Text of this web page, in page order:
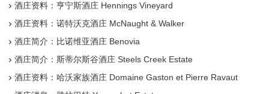
酒庄资料：亨宁斯酒庄 Hennings Vineyard
酒庄资料：诺特沃克酒庄 McNaught & Walker
酒庄简介：比诺维亚酒庄 Benovia
酒庄简介：斯蒂尔斯谷酒庄 Steels Creek Estate
酒庄资料：哈沃家族酒庄 Domaine Gaston et Pierre Ravaut